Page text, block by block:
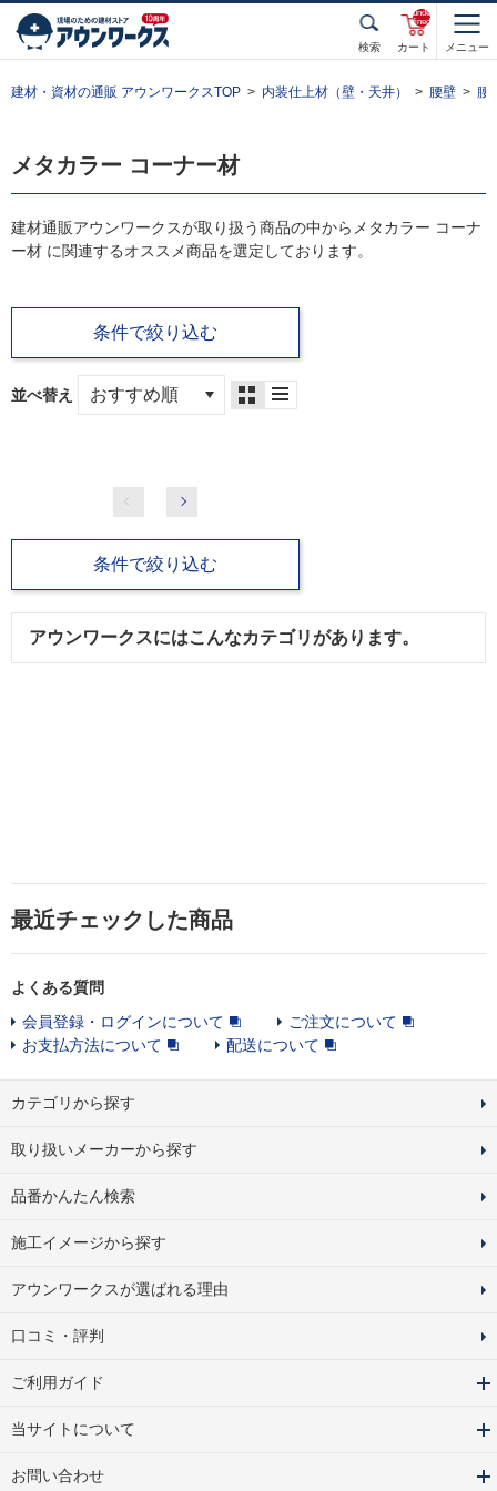
検索 カート
unde
fined
メニュー
建材・資材の通販 アウンワークスTOP 内装仕上材（壁・天井） 腰壁 腰
メタカラー コーナー材
建材通販アウンワークスが取り扱う商品の中からメタカラー コーナ
ー材 に関連するオススメ商品を選定しております。
条件で絞り込む
並べ替え
条件で絞り込む
アウンワークスにはこんなカテゴリがあります。
最近チェックした商品
よくある質問
会員登録・ログインについて
ご注文について
お支払方法について
配送について
カテゴリから探す
取り扱いメーカーから探す
品番かんたん検索
施工イメージから探す
アウンワークスが選ばれる理由
口コミ・評判
ご利用ガイド
当サイトについて
お問い合わせ